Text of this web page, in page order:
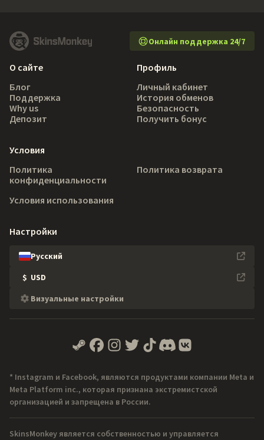
Онлайн поддержка 24/7
О сайте
Блог
Поддержка
Why us
Депозит
Профиль
Личный кабинет
История обменов
Безопасность
Получить бонус
Условия
Политика
конфиденциальности
Политика возврата
Условия использования
Настройки
Русский
$ USD
Визуальные настройки
* Instagram и Facebook, являются продуктами компании Meta и
Meta Platform inc., которая признана экстремистской
организацией и запрещена в России.
SkinsMonkey является собственностью и управляется